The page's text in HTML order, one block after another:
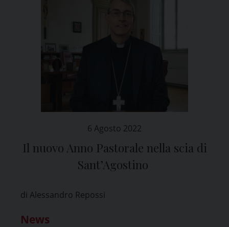
6 Agosto 2022
Il nuovo Anno Pastorale nella scia di
Sant’Agostino
di Alessandro Repossi
News